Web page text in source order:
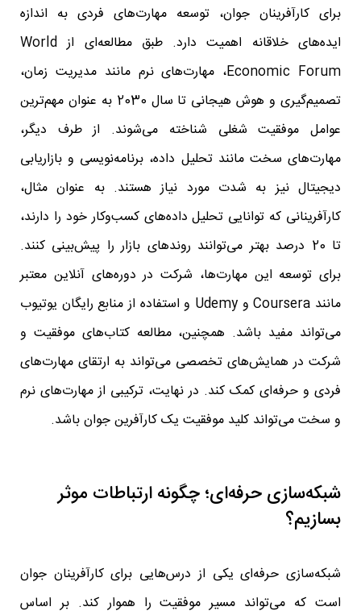
برای کارآفرینان جوان، توسعه مهارت‌های فردی به اندازه
ایده‌های خلاقانه اهمیت دارد. طبق مطالعه‌ای از World
Economic Forum، مهارت‌های نرم مانند مدیریت زمان،
تصمیم‌گیری و هوش هیجانی تا سال 2030 به عنوان مهم‌ترین
عوامل موفقیت شغلی شناخته می‌شوند. از طرف دیگر،
مهارت‌های سخت مانند تحلیل داده، برنامه‌نویسی و بازاریابی
دیجیتال نیز به شدت مورد نیاز هستند. به عنوان مثال،
کارآفرینانی که توانایی تحلیل داده‌های کسب‌وکار خود را دارند،
تا 20 درصد بهتر می‌توانند روندهای بازار را پیش‌بینی کنند.
برای توسعه این مهارت‌ها، شرکت در دوره‌های آنلاین معتبر
مانند Coursera و Udemy و استفاده از منابع رایگان یوتیوب
می‌تواند مفید باشد. همچنین، مطالعه کتاب‌های موفقیت و
شرکت در همایش‌های تخصصی می‌تواند به ارتقای مهارت‌های
فردی و حرفه‌ای کمک کند. در نهایت، ترکیبی از مهارت‌های نرم
و سخت می‌تواند کلید موفقیت یک کارآفرین جوان باشد.
شبکه‌سازی حرفه‌ای؛ چگونه ارتباطات موثر
بسازیم؟
شبکه‌سازی حرفه‌ای یکی از درس‌هایی برای کارآفرینان جوان
است که می‌تواند مسیر موفقیت را هموار کند. بر اساس